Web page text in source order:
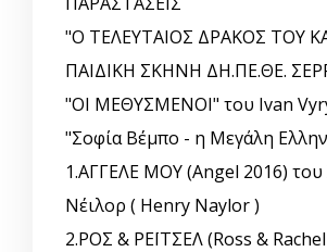
"Ο ΤΕΛΕΥΤΑΙΟΣ ΔΡΑΚΟΣ ΤΟΥ
ΠΑΙΔΙΚΗ ΣΚΗΝΗ ΔΗ.ΠΕ.ΘΕ.
"ΟΙ ΜΕΘΥΣΜΕΝΟΙ" του Ivan
"Σοφία Βέμπο - η Μεγάλη
1.ΑΓΓΕΛΕ ΜΟΥ (Angel 2016) του
Νέιλορ ( Henry Naylor )
2.ΡΟΣ & ΡΕΪΤΣΕΛ (Ross &